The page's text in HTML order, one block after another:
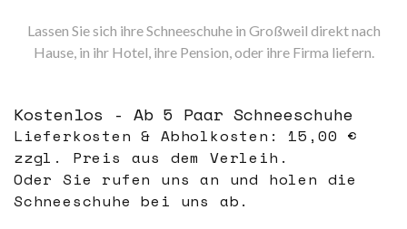
Lassen Sie sich ihre Schneeschuhe in Großweil direkt nach
Hause, in ihr Hotel, ihre Pension, oder ihre Firma liefern.
Kostenlos - Ab 5 Paar Schneeschuhe
Lieferkosten & Abholkosten: 15,00 €
zzgl. Preis aus dem Verleih.
Oder Sie rufen uns an und holen die
Schneeschuhe bei uns ab.